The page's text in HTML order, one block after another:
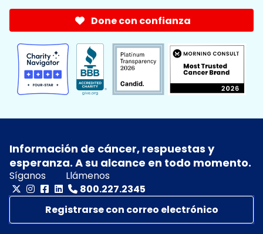
Done con confianza
Información de cáncer, respuestas y
esperanza. A su alcance en todo momento.
Síganos
Llámenos
800.227.2345
Registrarse con correo electrónico